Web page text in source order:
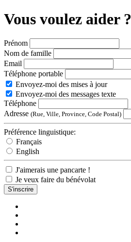
Vous voulez aider ?
Prénom
Nom de famille
Email
Téléphone portable
Envoyez-moi des mises à jour
Envoyez-moi des messages texte
Téléphone
Adresse (Rue, Ville, Province, Code Postal)
Préférence linguistique:
Français
English
J'aimerais une pancarte !
Je veux faire du bénévolat